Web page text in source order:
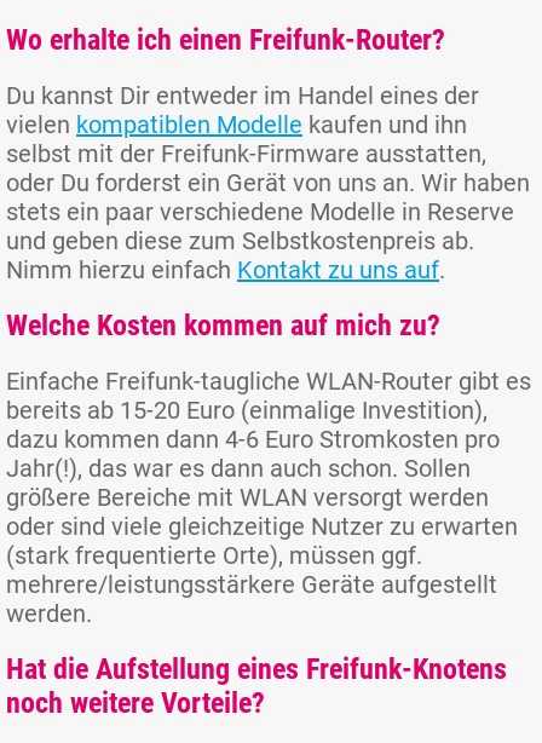
Wo erhalte ich einen Freifunk-Router?
Du kannst Dir entweder im Handel eines der
vielen kompatiblen Modelle kaufen und ihn
selbst mit der Freifunk-Firmware ausstatten,
oder Du forderst ein Gerät von uns an. Wir haben
stets ein paar verschiedene Modelle in Reserve
und geben diese zum Selbstkostenpreis ab.
Nimm hierzu einfach Kontakt zu uns auf.
Welche Kosten kommen auf mich zu?
Einfache Freifunk-taugliche WLAN-Router gibt es
bereits ab 15-20 Euro (einmalige Investition),
dazu kommen dann 4-6 Euro Stromkosten pro
Jahr(!), das war es dann auch schon. Sollen
größere Bereiche mit WLAN versorgt werden
oder sind viele gleichzeitige Nutzer zu erwarten
(stark frequentierte Orte), müssen ggf.
mehrere/leistungsstärkere Geräte aufgestellt
werden.
Hat die Aufstellung eines Freifunk-Knotens
noch weitere Vorteile?